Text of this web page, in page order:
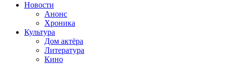
Новости
Анонс
Хроника
Культура
Дом актёра
Литература
Кино